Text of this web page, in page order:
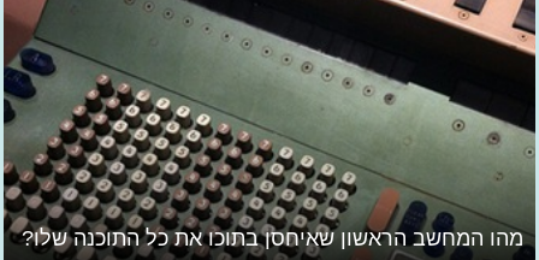
מהו המחשב הראשון שאיחסן בתוכו את כל התוכנה שלו?